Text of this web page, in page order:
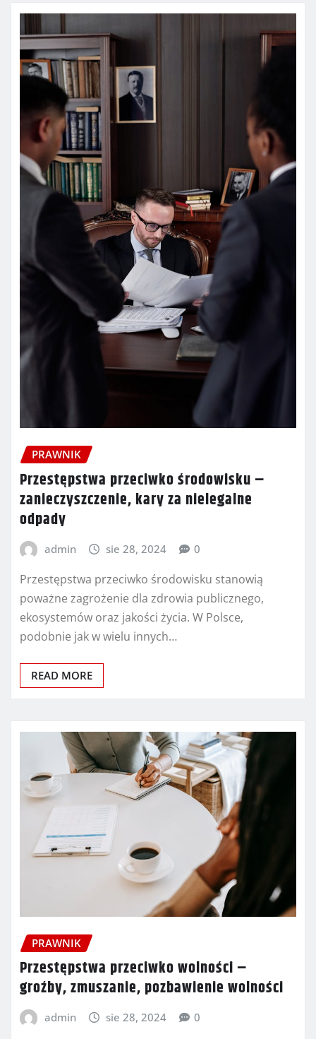
PRAWNIK
Przestępstwa przeciwko środowisku –
zanieczyszczenie, kary za nielegalne
odpady
admin sie 28, 2024 0
Przestępstwa przeciwko środowisku stanowią
poważne zagrożenie dla zdrowia publicznego,
ekosystemów oraz jakości życia. W Polsce,
podobnie jak w wielu innych…
READ MORE
PRAWNIK
Przestępstwa przeciwko wolności –
groźby, zmuszanie, pozbawienie wolności
admin sie 28, 2024 0